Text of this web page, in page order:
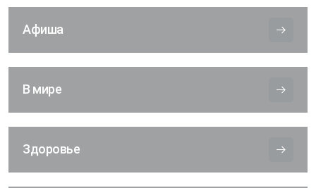
Афиша
В мире
Здоровье